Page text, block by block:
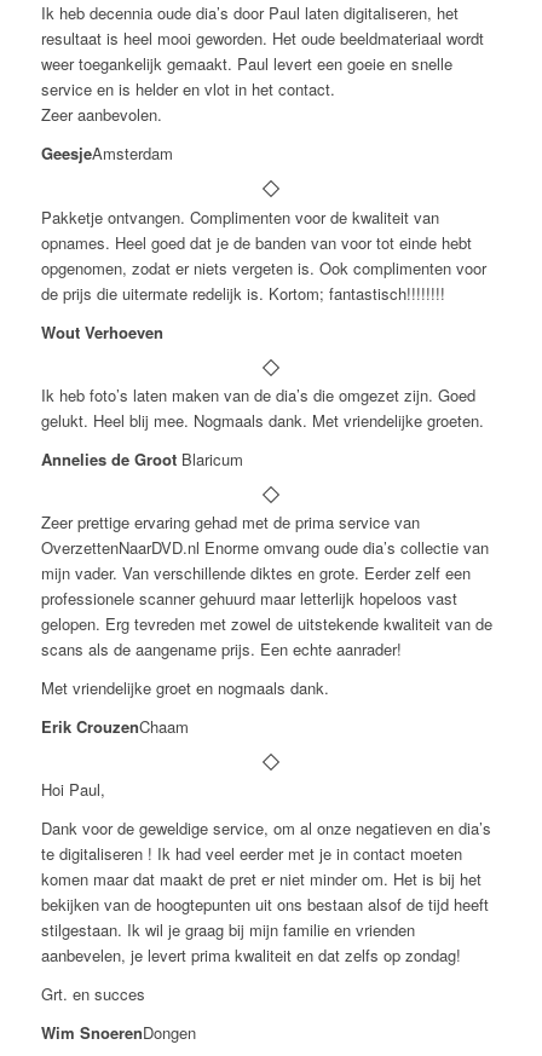
Ik heb decennia oude dia’s door Paul laten digitaliseren, het
resultaat is heel mooi geworden. Het oude beeldmateriaal wordt
weer toegankelijk gemaakt. Paul levert een goeie en snelle
service en is helder en vlot in het contact.
Zeer aanbevolen.
GeesjeAmsterdam
Pakketje ontvangen. Complimenten voor de kwaliteit van
opnames. Heel goed dat je de banden van voor tot einde hebt
opgenomen, zodat er niets vergeten is. Ook complimenten voor
de prijs die uitermate redelijk is. Kortom; fantastisch!!!!!!!!
Wout Verhoeven
Ik heb foto’s laten maken van de dia’s die omgezet zijn. Goed
gelukt. Heel blij mee. Nogmaals dank. Met vriendelijke groeten.
Annelies de Groot Blaricum
Zeer prettige ervaring gehad met de prima service van
OverzettenNaarDVD.nl Enorme omvang oude dia’s collectie van
mijn vader. Van verschillende diktes en grote. Eerder zelf een
professionele scanner gehuurd maar letterlijk hopeloos vast
gelopen. Erg tevreden met zowel de uitstekende kwaliteit van de
scans als de aangename prijs. Een echte aanrader!
Met vriendelijke groet en nogmaals dank.
Erik CrouzenChaam
Hoi Paul,
Dank voor de geweldige service, om al onze negatieven en dia’s
te digitaliseren ! Ik had veel eerder met je in contact moeten
komen maar dat maakt de pret er niet minder om. Het is bij het
bekijken van de hoogtepunten uit ons bestaan alsof de tijd heeft
stilgestaan. Ik wil je graag bij mijn familie en vrienden
aanbevelen, je levert prima kwaliteit en dat zelfs op zondag!
Grt. en succes
Wim SnoerenDongen